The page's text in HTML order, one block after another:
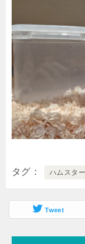
タグ ハムスター
Tweet